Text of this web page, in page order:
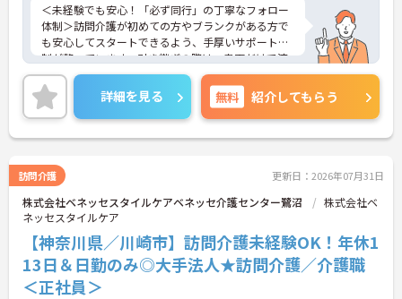
＜未経験でも安心！「必ず同行」の丁寧なフォロー
体制＞訪問介護が初めての方やブランクがある方で
も安心してスタートできるよう、手厚いサポート体
制が整っています。引き継ぎの際は、書面だけで済
ませることはなく、必ず先輩スタッフが同行して丁
寧に指導を行います。 ご利用者様の住み慣れたご自
宅で、1対1でじっくりと向き合うケアができるた
め、「もっと丁寧に、親切に介護をしたい」という
想いをお持ちの方にぴったりの環境です。
ミ」の割引や保育手当など、ベネッセグループなら
ではの家族向け福利厚生が非常に充実しています。
産前産後・育児休暇の取得実績や復帰支援はもちろ
ん、お子様の看護休暇や、ご家族の介護休暇・短縮
勤務制度なども整備されています。ライフステージ
が変わっても、制度を活用しながら長く働き続けら
れる、スタッフに優しい職場です。
詳細を見る 無料 紹介してもらう
訪問介護 更新日：2026年07月31日
株式会社ベネッセスタイルケアベネッセ介護センター鷺沼
株式会社ベ
ネッセスタイルケア
【神奈川県／川崎市】訪問介護未経験OK！年休1
13日＆日勤のみ◎大手法人★訪問介護／介護職
＜正社員＞